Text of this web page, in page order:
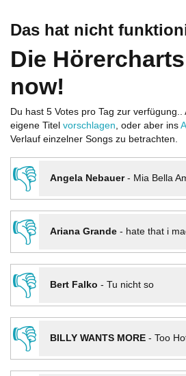
Das hat nicht
Die
now!
Du hast 5 Votes pro Tag zur
eigene Titel vorschlagen, oder aber ins
Verlauf einzelner Songs zu betrachten.
👎 Angela Nebauer- Mia Bella
👎
Ariana Grande- hate that i
👎
Bert Falko - Tu nicht so
👎
BILLY WANTS MORE- Too